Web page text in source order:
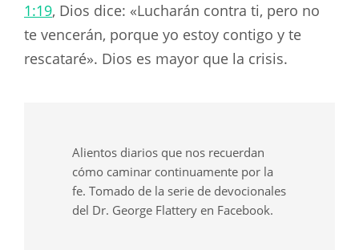
1:19, Dios dice: «Lucharán contra ti, pero no
te vencerán, porque yo estoy contigo y te
rescataré». Dios es mayor que la crisis.
Alientos diarios que nos recuerdan
cómo caminar continuamente por la
fe. Tomado de la serie de devocionales
del Dr. George Flattery en Facebook.